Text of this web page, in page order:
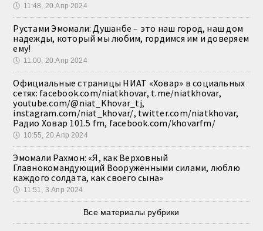
🕔 11:48, 20.Апр 2024
Рустами Эмомали: Душанбе – это наш город, наш дом
надежды, который мы любим, гордимся им и доверяем
ему!
🕔 11:00, 20.Апр 2024
Официальные страницы НИАТ «Ховар» в социальных
сетях: facebook.com/niatkhovar, t.me/niatkhovar,
youtube.com/@niat_Khovar_tj,
instagram.com/niat_khovar/, twitter.com/niatkhovar,
Радио Ховар 101.5 fm, facebook.com/khovarfm/
🕔 10:55, 20.Апр 2024
Эмомали Рахмон: «Я, как Верховный
Главнокомандующий Вооружёнными силами, люблю
каждого солдата, как своего сына»
🕔 11:51, 3.Апр 2024
Все материалы рубрики